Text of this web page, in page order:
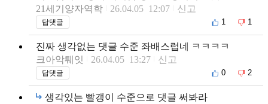
21세기양자역학
26.04.05 12:07 신고
답댓글 1 1
진짜 생각없는 댓글 수준 좌배스럽네 ㅋㅋㅋㅋ
크아악퉤잇
26.04.05 13:27 신고
답댓글 0 2
생각있는 빨갱이 수준으로 댓글 써봐라